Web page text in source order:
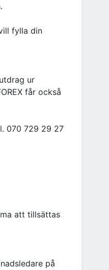
fylla din
ur
får också
070 729 29 27
att tillsättas
på